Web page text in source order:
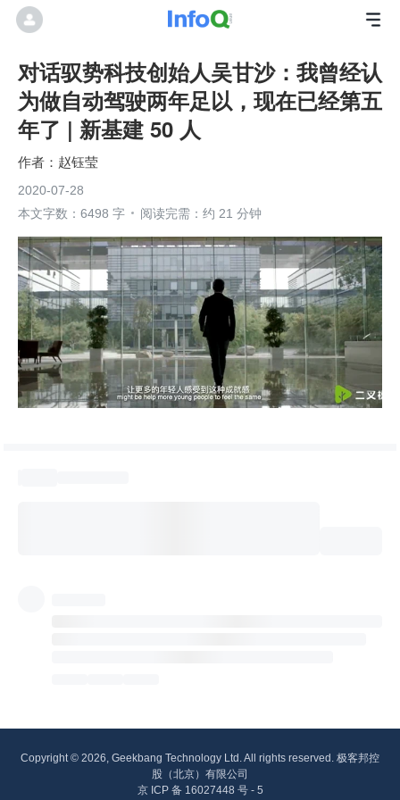
对话驭势科技创始人吴甘沙：我曾经认
为做自动驾驶两年足以，现在已经第五
年了 | 新基建 50 人
赵钰莹
2020-07-28
本文字数：6498 字
阅读完需：约 21 分钟
Copyright © 2026, Geekbang Technology Ltd. All rights reserved. 极客邦控
股（北京）有限公司
京 ICP 备 16027448 号 - 5